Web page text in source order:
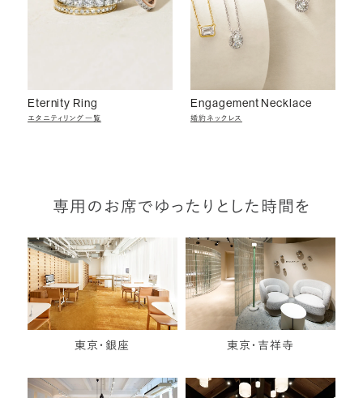
Eternity Ring
エタニティリング一覧
Engagement Necklace
婚約ネックレス
専用のお席でゆったりとした時間を
東京・銀座 東京・吉祥寺